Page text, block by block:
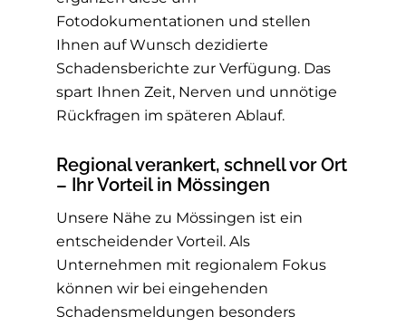
Fotodokumentationen und stellen
Ihnen auf Wunsch dezidierte
Schadensberichte zur Verfügung. Das
spart Ihnen Zeit, Nerven und unnötige
Rückfragen im späteren Ablauf.
Regional verankert, schnell vor Ort
– Ihr Vorteil in Mössingen
Unsere Nähe zu Mössingen ist ein
entscheidender Vorteil. Als
Unternehmen mit regionalem Fokus
können wir bei eingehenden
Schadensmeldungen besonders